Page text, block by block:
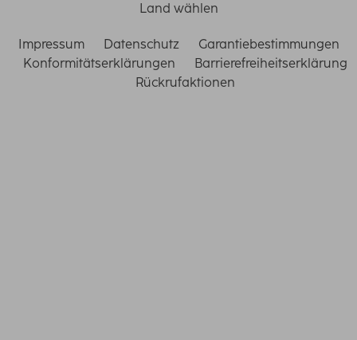
Land wählen
Impressum Datenschutz
Garantiebestimmungen
Konformitätserklärungen
Barrierefreiheitserklärung
Rückrufaktionen